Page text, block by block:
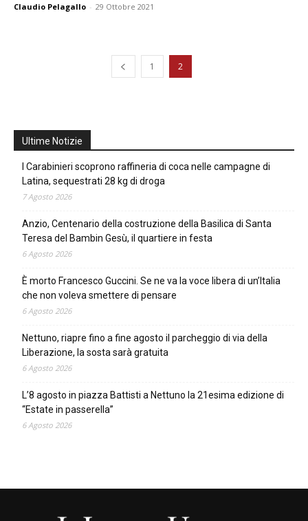
Claudio Pelagallo - 29 Ottobre 2021
1 2
Ultime Notizie
I Carabinieri scoprono raffineria di coca nelle campagne di
Latina, sequestrati 28 kg di droga
7 Agosto 2026
Anzio, Centenario della costruzione della Basilica di Santa
Teresa del Bambin Gesù, il quartiere in festa
6 Agosto 2026
È morto Francesco Guccini. Se ne va la voce libera di un’Italia
che non voleva smettere di pensare
6 Agosto 2026
Nettuno, riapre fino a fine agosto il parcheggio di via della
Liberazione, la sosta sarà gratuita
6 Agosto 2026
L’8 agosto in piazza Battisti a Nettuno la 21esima edizione di
“Estate in passerella”
6 Agosto 2026